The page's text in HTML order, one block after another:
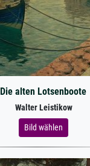
Die alten Lotsenboote
Walter Leistikow
Bild wählen